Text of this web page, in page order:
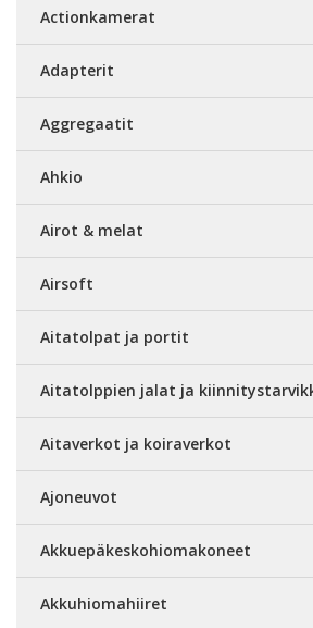
Actionkamerat
Adapterit
Aggregaatit
Ahkio
Airot & melat
Airsoft
Aitatolpat ja portit
Aitatolppien jalat ja
Aitaverkot ja koiraverkot
Ajoneuvot
Akkuepäkeskohiomakoneet
Akkuhiomahiiret